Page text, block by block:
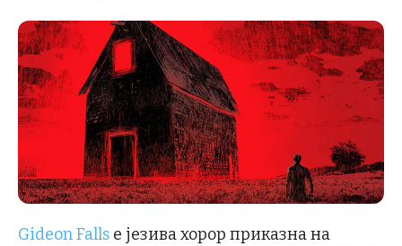
Gideon Falls е језива хорор приказна на